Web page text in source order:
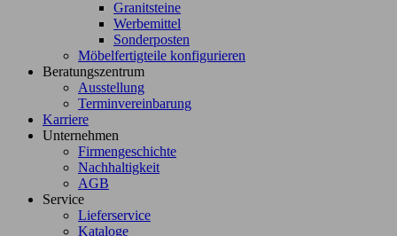
Granitsteine
Werbemittel
Sonderposten
Möbelfertigteile konfigurieren
Beratungszentrum
Ausstellung
Terminvereinbarung
Karriere
Unternehmen
Firmengeschichte
Nachhaltigkeit
AGB
Service
Lieferservice
Kataloge